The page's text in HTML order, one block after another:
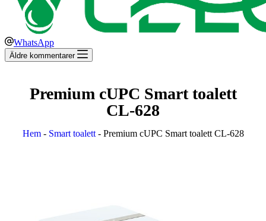
WhatsApp
Äldre kommentarer
Premium cUPC Smart toalett
CL-628
Hem- Smart toalett- Premium cUPC Smart toalett CL-628